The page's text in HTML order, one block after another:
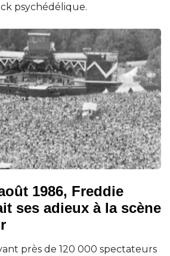
psychédélique.
1986, Freddie
ses adieux à la scène
près de 120 000 spectateurs